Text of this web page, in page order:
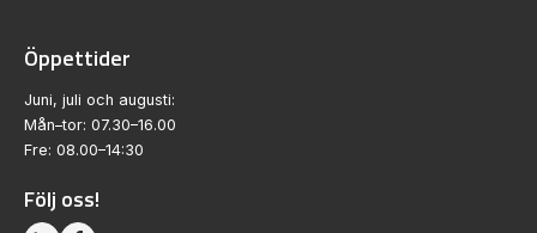
Öppettider
Juni, juli och augusti:
Mån–tor: 07.30–16.00
Fre: 08.00–14:30
Följ oss!